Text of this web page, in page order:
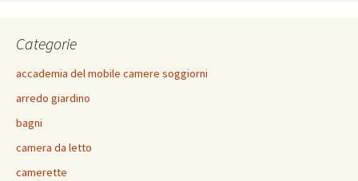
Categorie
accademia del mobile camere soggiorni
arredo giardino
bagni
camera da letto
camerette